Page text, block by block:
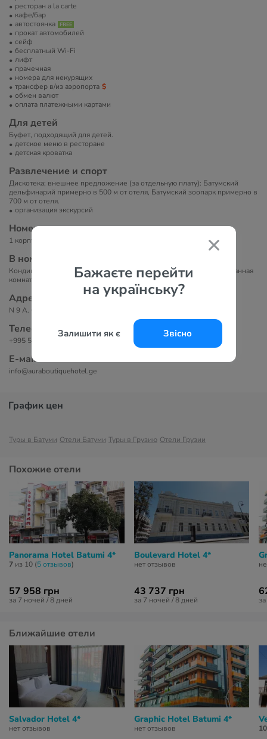
Бажаєте перейти
на українську?
Залишити як є Звісно
ресторан a la carte
кафе/бар
автостоянка
прокат автомобилей
сейф
бесплатный Wi-Fi
лифт
прачечная
номера для некурящих
трансфер в/из аэропорта
обмен валют
оплата платежными картами
Для детей
Буфет, подходящий для детей.
детское меню в ресторане
детская кроватка
Развлечение и спорт
Дискотека; внешнее предложение (за отдельную плату): Батумский
дельфинарий примерно в 500 м от отеля, Батумский зоопарк примерно в
700 м от отеля.
организация экскурсий
Номера
1 корпус, 5 этажей, 30 номеров.
В номерах
Кондиционер, телевизор, мини-бар платно, сейф, Wi-Fi, чайник, ванная
комната, туалет.
Адрес
N 9 A. Griboedov Street, 6000 Батуми, Грузия
Телефоны
+995 555 22 04 54
Е-маil
info@auraboutiquehotel.ge
График цен
Туры в Батуми Отели Батуми Туры в Грузию Отели Грузии
Похожие отели
Panorama Hotel Batumi 4*
7 из 10 (5 отзывов)
57 958 грн
за 7 ночей / 8 дней
Boulevard Hotel 4*
нет отзывов
43 737 грн
за 7 ночей / 8 дней
Ближайшие отели
Salvador Hotel 4*
нет отзывов
Graphic Hotel Batumi 4*
нет отзывов 10